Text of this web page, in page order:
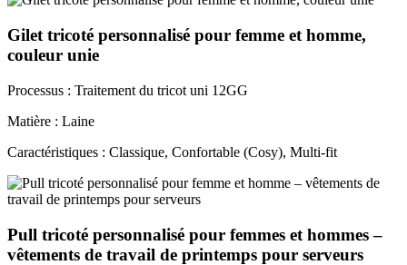
Gilet tricoté personnalisé pour femme et homme,
couleur unie
Processus : Traitement du tricot uni 12GG
Matière : Laine
Caractéristiques : Classique, Confortable (Cosy), Multi-fit
Pull tricoté personnalisé pour femmes et hommes –
vêtements de travail de printemps pour serveurs